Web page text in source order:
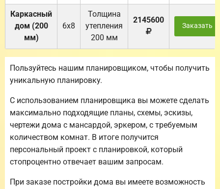
Каркасный
дом (200
мм)
6х8
Толщина
утепления
200 мм
2145600
Заказать
Пользуйтесь нашим планировщиком, чтобы получить
уникальную планировку.
С использованием планировщика вы можете сделать
максимально подходящие планы, схемы, эскизы,
чертежи дома с мансардой, эркером, с требуемым
количеством комнат. В итоге получится
персональный проект с планировкой, который
стопроцентно отвечает вашим запросам.
При заказе постройки дома вы имеете возможность